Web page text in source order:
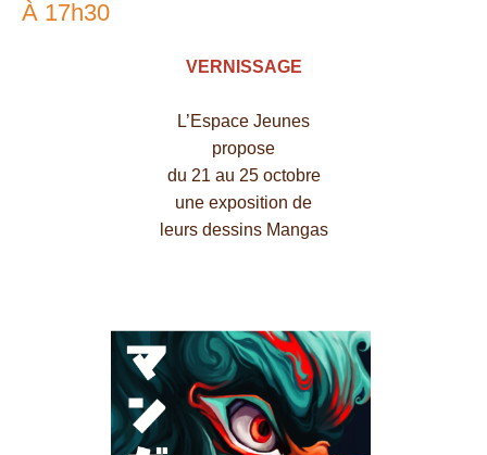
À 17h30
VERNISSAGE
L’Espace Jeunes
propose
du 21 au 25 octobre
une exposition de
leurs dessins Mangas